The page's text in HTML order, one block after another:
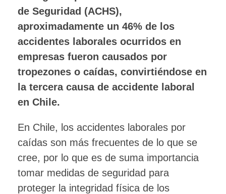
de Seguridad (ACHS),
aproximadamente un 46% de los
accidentes laborales ocurridos en
empresas fueron causados por
tropezones o caídas, convirtiéndose en
la tercera causa de accidente laboral
en Chile.
En Chile, los accidentes laborales por
caídas son más frecuentes de lo que se
cree, por lo que es de suma importancia
tomar medidas de seguridad para
proteger la integridad física de los